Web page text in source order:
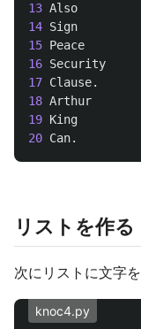
13 Also
14 Sign
15 Peace
16 Security
17 Clause.
18 Arthur
19 King
20 Can.
リストを作る
次にリストに文字
knoc4.py